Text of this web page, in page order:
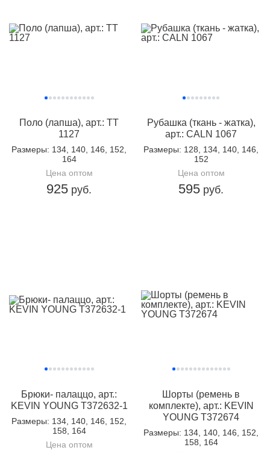
Поло (лапша), арт.: TT
1127
Размеры: 134, 140, 146, 152,
164
Цена оптом
925 руб.
Рубашка (ткань - жатка),
арт.: CALN 1067
Размеры: 128, 134, 140, 146,
152
Цена оптом
595 руб.
Брюки- палаццо, арт.:
KEVIN YOUNG T372632-1
Размеры: 134, 140, 146, 152,
158, 164
Цена оптом
Шорты (ремень в
комплекте), арт.: KEVIN
YOUNG T372674
Размеры: 134, 140, 146, 152,
158, 164